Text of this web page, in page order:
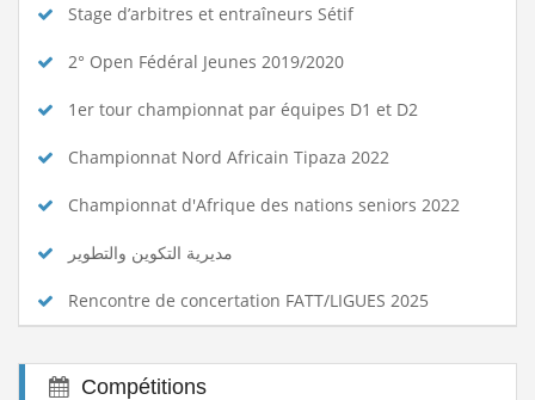
Stage d’arbitres et entraîneurs Sétif
2° Open Fédéral Jeunes 2019/2020
1er tour championnat par équipes D1 et D2
Championnat Nord Africain Tipaza 2022
Championnat d'Afrique des nations seniors 2022
مديرية التكوين والتطوير
Rencontre de concertation FATT/LIGUES 2025
Compétitions